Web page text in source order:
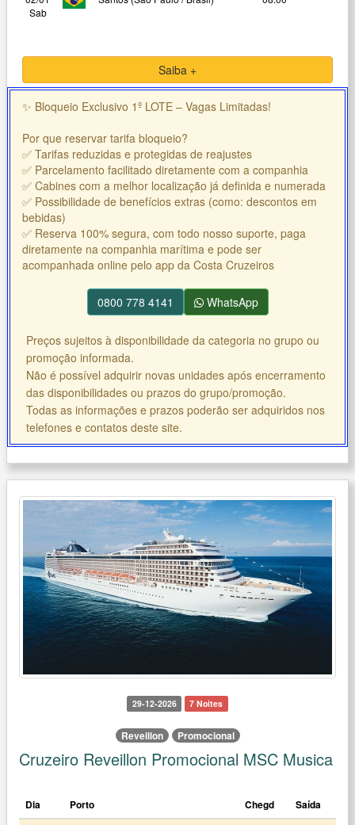
Sab
Saiba +
✨ Bloqueio Exclusivo 1º LOTE – Vagas Limitadas!
Por que reservar tarifa bloqueio?
✅ Tarifas reduzidas e protegidas de reajustes
✅ Parcelamento facilitado diretamente com a companhia
✅ Cabines com a melhor localização já definida e numerada
✅ Possibilidade de benefícios extras (como: descontos em
bebidas)
✅ Reserva 100% segura, com todo nosso suporte, paga
diretamente na companhia marítima e pode ser
acompanhada online pelo app da Costa Cruzeiros
0800 778 4141 WhatsApp
Preços sujeitos à disponibilidade da categoria no grupo ou
promoção informada.
Não é possível adquirir novas unidades após encerramento
das disponibilidades ou prazos do grupo/promoção.
Todas as informações e prazos poderão ser adquiridos nos
telefones e contatos deste site.
29-12-2026 7 Noites
Reveillon Promocional
Cruzeiro Reveillon Promocional MSC Musica
Dia Porto Chegd Saída